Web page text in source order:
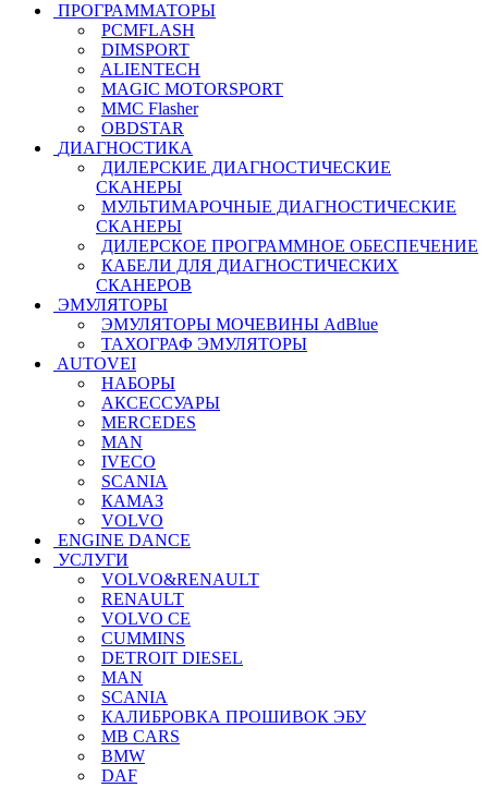
ПРОГРАММАТОРЫ
PCMFLASH
DIMSPORT
ALIENTECH
MAGIC MOTORSPORT
MMC Flasher
OBDSTAR
ДИАГНОСТИКА
ДИЛЕРСКИЕ ДИАГНОСТИЧЕСКИЕ
СКАНЕРЫ
МУЛЬТИМАРОЧНЫЕ ДИАГНОСТИЧЕСКИЕ
СКАНЕРЫ
ДИЛЕРСКОЕ ПРОГРАММНОЕ ОБЕСПЕЧЕНИЕ
КАБЕЛИ ДЛЯ ДИАГНОСТИЧЕСКИХ
СКАНЕРОВ
ЭМУЛЯТОРЫ
ЭМУЛЯТОРЫ МОЧЕВИНЫ АdBlue
ТАХОГРАФ ЭМУЛЯТОРЫ
AUTOVEI
НАБОРЫ
АКСЕССУАРЫ
MERCEDES
MAN
IVECO
SCANIA
КАМАЗ
VOLVO
ENGINE DANCE
УСЛУГИ
VOLVO&RENAULT
RENAULT
VOLVO CE
CUMMINS
DETROIT DIESEL
MAN
SCANIA
КАЛИБРОВКА ПРОШИВОК ЭБУ
MB CARS
BMW
DAF